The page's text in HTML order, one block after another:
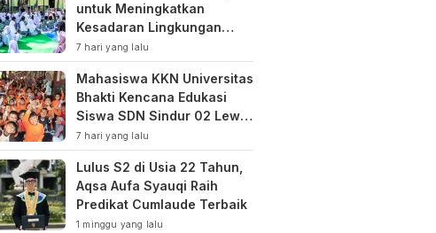
untuk Meningkatkan
Kesadaran Lingkungan
Sejak Dini di SDN Pacul 1
dan TK Kartini
7 hari yang lalu
Mahasiswa KKN Universitas
Bhakti Kencana Edukasi
Siswa SDN Sindur 02 Lewat
Program SIGERCEP
7 hari yang lalu
Lulus S2 di Usia 22 Tahun,
Aqsa Aufa Syauqi Raih
Predikat Cumlaude Terbaik
1 minggu yang lalu